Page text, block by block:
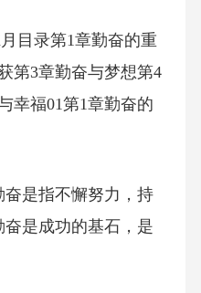
目录第1章勤奋的重
第3章勤奋与梦想第4
幸福01第1章勤奋的
是指不懈努力，持
是成功的基石，是